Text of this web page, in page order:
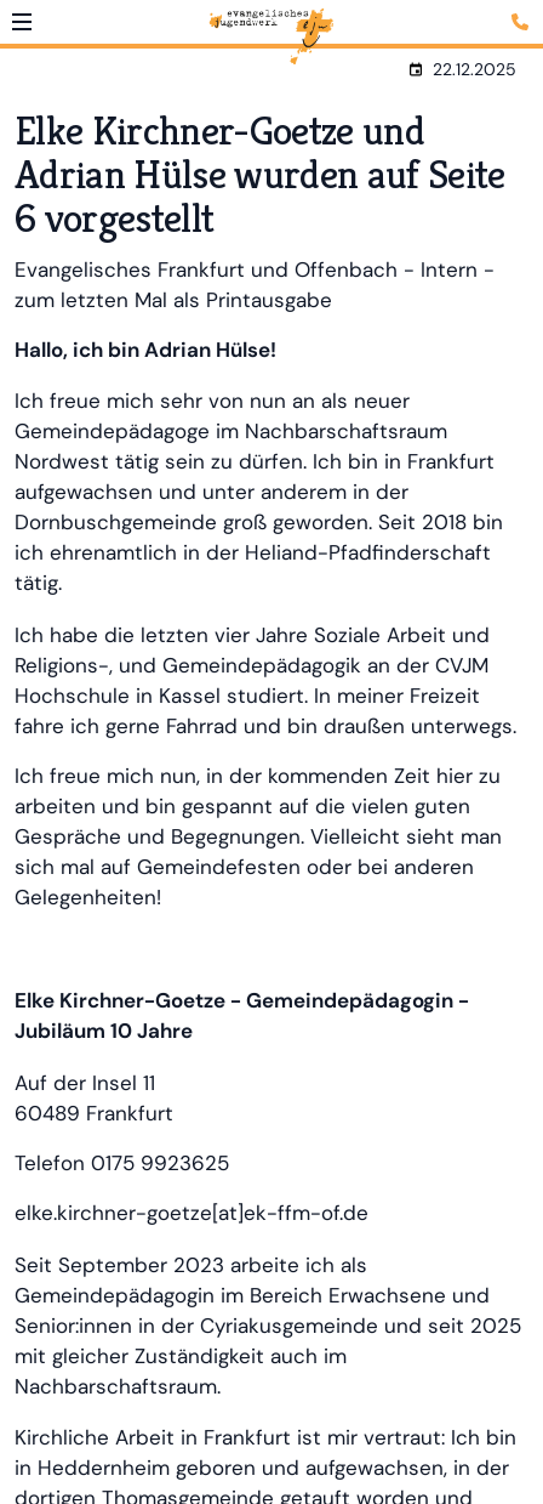
22.12.2025
Elke Kirchner-Goetze und
Adrian Hülse wurden auf Seite
6 vorgestellt
Evangelisches Frankfurt und Offenbach - Intern -
zum letzten Mal als Printausgabe
Hallo, ich bin Adrian Hülse!
Ich freue mich sehr von nun an als neuer
Gemeindepädagoge im Nachbarschaftsraum
Nordwest tätig sein zu dürfen. Ich bin in Frankfurt
aufgewachsen und unter anderem in der
Dornbuschgemeinde groß geworden. Seit 2018 bin
ich ehrenamtlich in der Heliand-Pfadfinderschaft
tätig.
Ich habe die letzten vier Jahre Soziale Arbeit und
Religions-, und Gemeindepädagogik an der CVJM
Hochschule in Kassel studiert. In meiner Freizeit
fahre ich gerne Fahrrad und bin draußen unterwegs.
Ich freue mich nun, in der kommenden Zeit hier zu
arbeiten und bin gespannt auf die vielen guten
Gespräche und Begegnungen. Vielleicht sieht man
sich mal auf Gemeindefesten oder bei anderen
Gelegenheiten!
Elke Kirchner-Goetze - Gemeindepädagogin -
Jubiläum 10 Jahre
Auf der Insel 11
60489 Frankfurt
Telefon 0175 9923625
elke.kirchner-goetze[at]ek-ffm-of.de
Seit September 2023 arbeite ich als
Gemeindepädagogin im Bereich Erwachsene und
Senior:innen in der Cyriakusgemeinde und seit 2025
mit gleicher Zuständigkeit auch im
Nachbarschaftsraum.
Kirchliche Arbeit in Frankfurt ist mir vertraut: Ich bin
in Heddernheim geboren und aufgewachsen, in der
dortigen Thomasgemeinde getauft worden und